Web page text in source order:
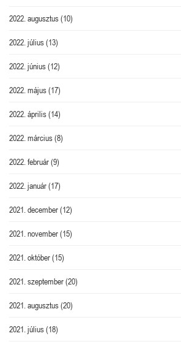
2022. augusztus(10)
2022. július(13)
2022. június(12)
2022. május(17)
2022. április(14)
2022. március(8)
2022. február(9)
2022. január(17)
2021. december(12)
2021. november(15)
2021. október(15)
2021. szeptember(20)
2021. augusztus(20)
2021. július(18)